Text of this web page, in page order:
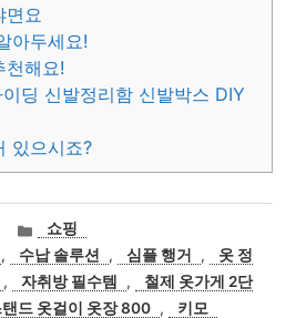
면요
아두세요!
천해요!
딩 신발정리함 신발박스 DIY
있으시죠?
카
테
고
리
쇼핑
, 수납 솔루션 , 심플 행거 ,
옷 정
, 자취방 필수템 ,
철제 옷가게 2단
드 옷걸이 옷장 800 ,
키모